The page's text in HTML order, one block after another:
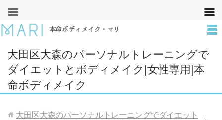
本命ボディメイク・マリ
大田区大森のパーソナルトレーニングで
ダイエットとボディメイク|女性専用|本
命ボディメイク
大田区大森のパーソナルトレーニングでダイエット